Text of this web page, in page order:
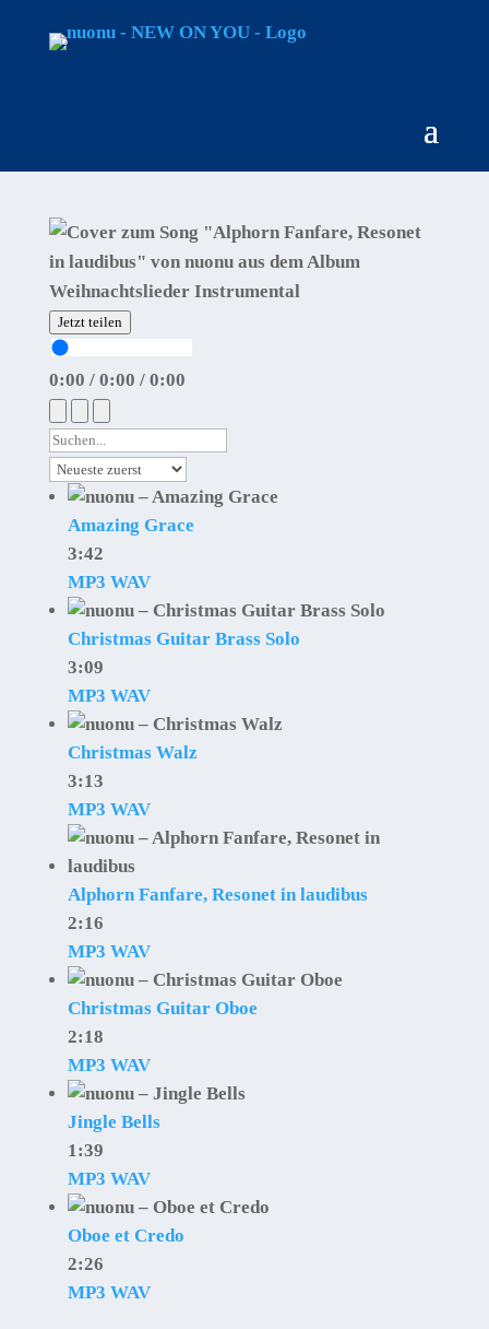
Jetzt teilen
0:00 / 0:00 / 0:00
Amazing Grace
3:42
MP3 WAV
Christmas Guitar Brass Solo
3:09
MP3 WAV
Christmas Walz
3:13
MP3 WAV
Alphorn Fanfare, Resonet in laudibus
2:16
MP3 WAV
Christmas Guitar Oboe
2:18
MP3 WAV
Jingle Bells
1:39
MP3 WAV
Oboe et Credo
2:26
MP3 WAV